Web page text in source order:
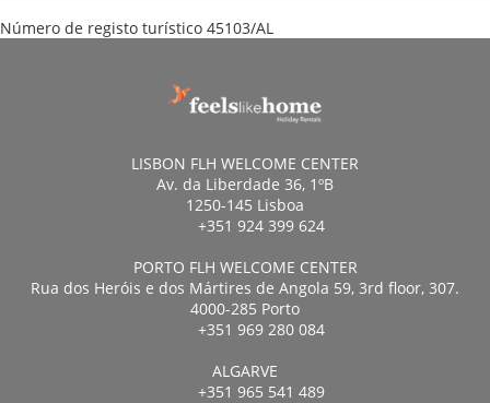
Número de registo turístico 45103/AL
LISBON FLH WELCOME CENTER
Av. da Liberdade 36, 1ºB
1250-145 Lisboa
+351 924 399 624
PORTO FLH WELCOME CENTER
Rua dos Heróis e dos Mártires de Angola 59, 3rd floor, 307.
4000-285 Porto
+351 969 280 084
ALGARVE
+351 965 541 489